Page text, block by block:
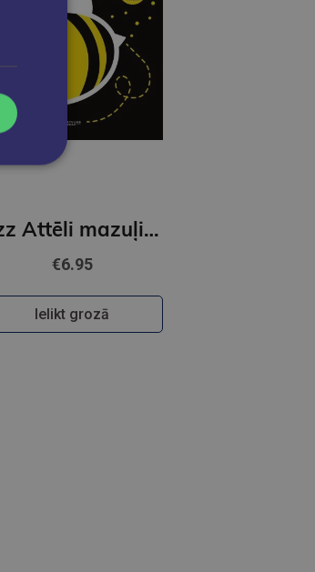
Bzz Attēli mazuļiem
€6.95
Ielikt grozā